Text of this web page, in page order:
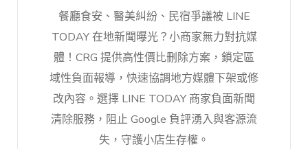
餐廳食安、醫美糾紛、民宿爭議被 LINE
TODAY 在地新聞曝光？小商家無力對抗媒
體！CRG 提供高性價比刪除方案，鎖定區
域性負面報導，快速協調地方媒體下架或修
改內容。選擇 LINE TODAY 商家負面新聞
清除服務，阻止 Google 負評湧入與客源流
失，守護小店生存權。